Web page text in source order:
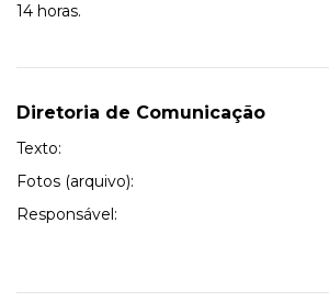
14 horas.
Diretoria de Comunicação
Texto:
Fotos (arquivo):
Responsável: